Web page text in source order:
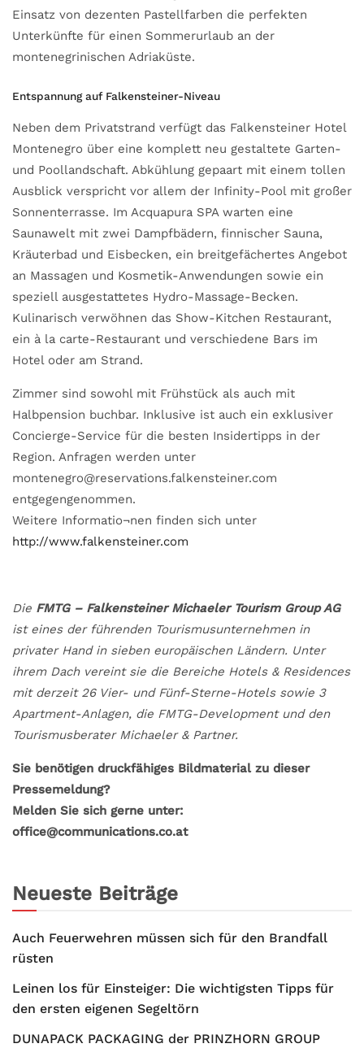
Einsatz von dezenten Pastellfarben die perfekten
Unterkünfte für einen Sommerurlaub an der
montenegrinischen Adriaküste.
Entspannung auf Falkensteiner-Niveau
Neben dem Privatstrand verfügt das Falkensteiner Hotel
Montenegro über eine komplett neu gestaltete Garten-
und Poollandschaft. Abkühlung gepaart mit einem tollen
Ausblick verspricht vor allem der Infinity-Pool mit großer
Sonnenterrasse. Im Acquapura SPA warten eine
Saunawelt mit zwei Dampfbädern, finnischer Sauna,
Kräuterbad und Eisbecken, ein breitgefächertes Angebot
an Massagen und Kosmetik-Anwendungen sowie ein
speziell ausgestattetes Hydro-Massage-Becken.
Kulinarisch verwöhnen das Show-Kitchen Restaurant,
ein à la carte-Restaurant und verschiedene Bars im
Hotel oder am Strand.
Zimmer sind sowohl mit Frühstück als auch mit
Halbpension buchbar. Inklusive ist auch ein exklusiver
Concierge-Service für die besten Insidertipps in der
Region. Anfragen werden unter
montenegro@reservations.falkensteiner.com
entgegengenommen.
Weitere Informatio¬nen finden sich unter
http://www.falkensteiner.com
Die FMTG – Falkensteiner Michaeler Tourism Group AG
ist eines der führenden Tourismusunternehmen in
privater Hand in sieben europäischen Ländern. Unter
ihrem Dach vereint sie die Bereiche Hotels & Residences
mit derzeit 26 Vier- und Fünf-Sterne-Hotels sowie 3
Apartment-Anlagen, die FMTG-Development und den
Tourismusberater Michaeler & Partner.
Sie benötigen druckfähiges Bildmaterial zu dieser
Pressemeldung?
Melden Sie sich gerne unter:
office@communications.co.at
Neueste Beiträge
Auch Feuerwehren müssen sich für den Brandfall
rüsten
Leinen los für Einsteiger: Die wichtigsten Tipps für
den ersten eigenen Segeltörn
DUNAPACK PACKAGING der PRINZHORN GROUP